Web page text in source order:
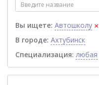
Вы ищете: Автошколу ×
В городе: Ахтубинск
Специализация: любая